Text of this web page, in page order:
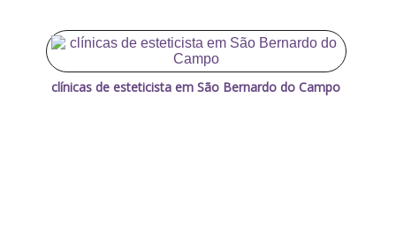
clínicas de esteticista em São Bernardo do Campo